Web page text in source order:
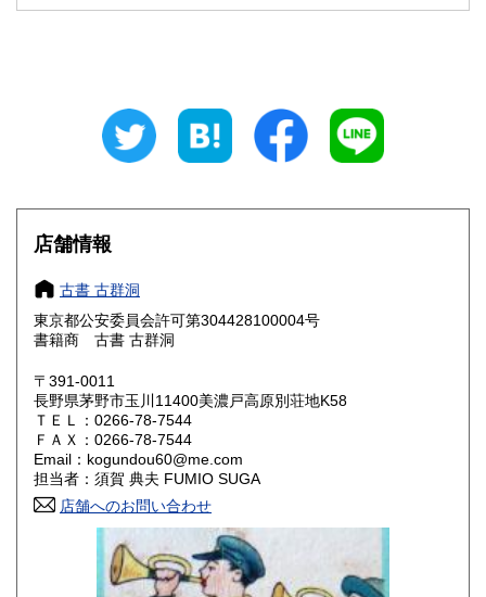
180円 三重県
大阪府
奈良県
鳥取県 180円 島根県
岡山県
山口県 180円
香川県 180円
高知県 180円
180円
店舗情報
古書 古群洞
東京都公安委員会許可第304428100004号
書籍商 古書 古群洞
〒391-0011
長野県茅野市玉川11400美濃戸高原別荘地K58
ＴＥＬ：0266-78-7544
ＦＡＸ：0266-78-7544
Email：kogundou60@me.com
担当者：須賀 典夫 FUMIO SUGA
店舗へのお問い合わせ